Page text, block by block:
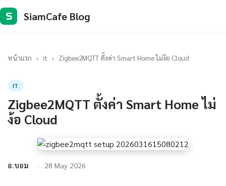
S SiamCafe Blog
หน้าแรก › it › Zigbee2MQTT ตั้งค่า Smart Home ไม่ง้อ Cloud
IT
Zigbee2MQTT ตั้งค่า Smart Home ไม่
ง้อ Cloud
อ.บอม 28 May 2026